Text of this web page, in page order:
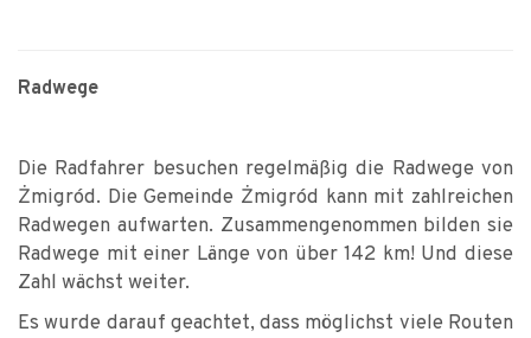
Radwege
Die Radfahrer besuchen regelmäßig die Radwege von
Żmigród. Die Gemeinde Żmigród kann mit zahlreichen
Radwegen aufwarten. Zusammengenommen bilden sie
Radwege mit einer Länge von über 142 km! Und diese
Zahl wächst weiter.
Es wurde darauf geachtet, dass möglichst viele Routen